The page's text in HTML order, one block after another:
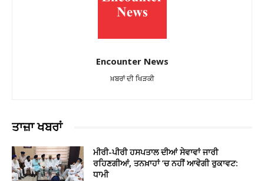
Encounter News
ਖ਼ਬਰਾਂ ਦੀ ਖਿੜਕੀ
ਤਾਜ਼ਾ ਖਬਰਾਂ
ਮੀਰੀ-ਪੀਰੀ ਹਸਪਤਾਲ ਦੀਆਂ ਸੇਵਾਵਾਂ ਜਾਰੀ
ਰਹਿਣਗੀਆਂ, ਤਨਖ਼ਾਹਾਂ ’ਚ ਨਹੀਂ ਆਵੇਗੀ ਰੁਕਾਵਟ:
ਧਾਮੀ